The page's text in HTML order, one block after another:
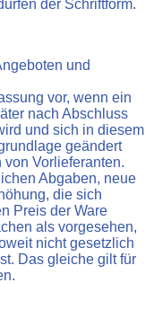
der Schriftform.
und
vor, wenn ein
nach Abschluss
und sich in diesem
geändert
von Vorlieferanten.
Abgaben, neue
die sich
Preis der Ware
als vorgesehen,
nicht gesetzlich
Das gleiche gilt für